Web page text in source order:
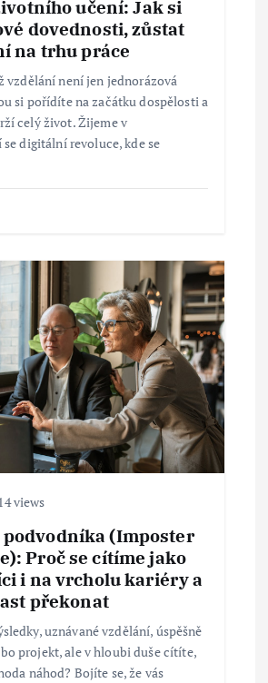
učení: Jak si
dovednosti, zůstat
na trhu práce
vzdělání není jen jednorázová
si pořídíte na začátku dospělosti a
celý život. Žijeme v
digitální revoluce, kde se
views
(Imposter
Proč se cítíme jako
i na vrcholu kariéry a
překonat
uznávané vzdělání, úspěšně
projekt, ale v hloubi duše cítíte,
náhod? Bojíte se, že vás